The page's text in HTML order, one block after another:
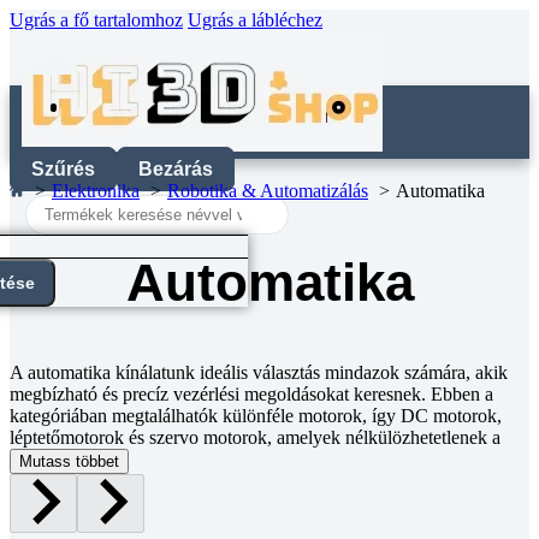
Ugrás a fő tartalomhoz Ugrás a lábléchez
Search
...
Szűrés
Bezárás
Elektronika
Robotika & Automatizálás Automatika
Automatika
A automatika kínálatunk ideális választás mindazok számára, akik
megbízható és precíz vezérlési megoldásokat keresnek. Ebben a
kategóriában megtalálhatók különféle motorok, így DC motorok,
léptetőmotorok és szervo motorok, amelyek nélkülözhetetlenek a
modern automatizálási folyamatokban. Ezen felül érzékelőink széles
választéka – például fotocellák, hőmérséklet-, nyomás- és
gázérzékelők – segíti a rendszer pontos működtetését és biztonságát.
A szabályozás és vezérlés területén is megtalálod a szükséges
Mutass többet